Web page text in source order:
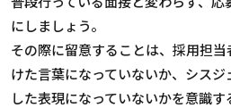
にしましょう。
その際に留意することは、採用担
けた言葉になっていないか、シス
した表現になっていないかを意識す